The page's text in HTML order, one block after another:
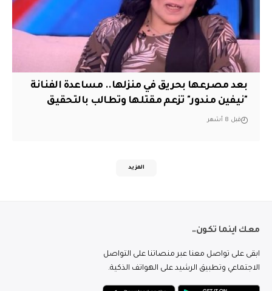
بعد مصرعها بحريق في منزلها.. مساعدة الفنانة
"نيفين مندور" تزعم مقتلها وتطالب بالتحقيق
قبل 8 أشهر
المزيد
معك اينما تكون..
ابقى على تواصل معنا عبر منصاتنا على التواصل
الاجتماعي وتطبيق الرشيد على الهواتف الذكية.